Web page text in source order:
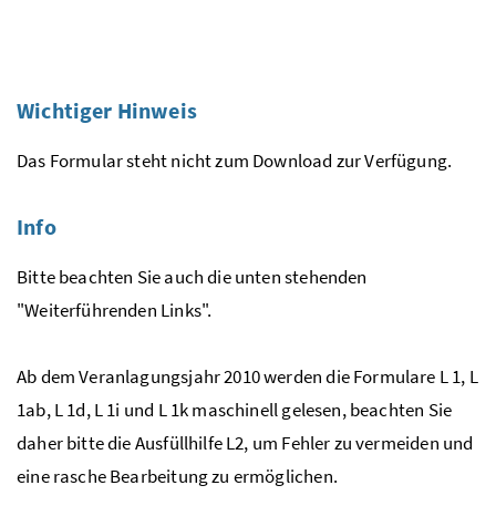
Wichtiger Hinweis
Das Formular steht nicht zum Download zur Verfügung.
Info
Bitte beachten Sie auch die unten stehenden
"Weiterführenden Links".
Ab dem Veranlagungsjahr 2010 werden die Formulare L 1, L
1ab, L 1d, L 1i und L 1k maschinell gelesen, beachten Sie
daher bitte die Ausfüllhilfe L2, um Fehler zu vermeiden und
eine rasche Bearbeitung zu ermöglichen.